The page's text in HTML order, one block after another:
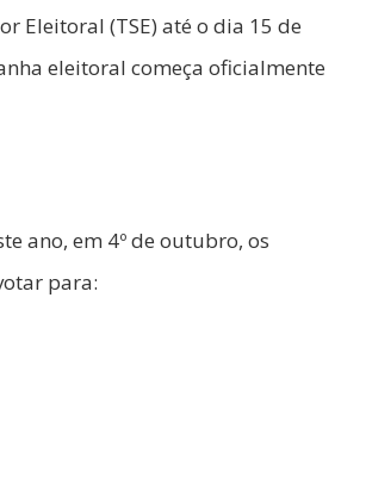
Eleitoral (TSE) até o dia 15 de
eleitoral começa oficialmente
ano, em 4º de outubro, os
para: